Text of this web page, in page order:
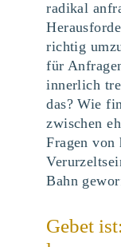
radikal
richtig
für
innerlich
das? Wie
zwischen
Fragen von
Bahn
Gebet